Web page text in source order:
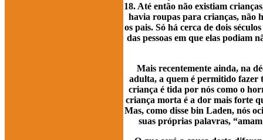
18. Até então não existiam
havia roupas para crianças, não
os pais. Só há cerca de dois
das pessoas em que elas podiam
Mais recentemente ainda, na
adulta, a quem é permitido fazer
criança é tida por nós como o
criança morta é a dor mais forte
Mas, como disse bin Laden, nós
suas próprias palavras,